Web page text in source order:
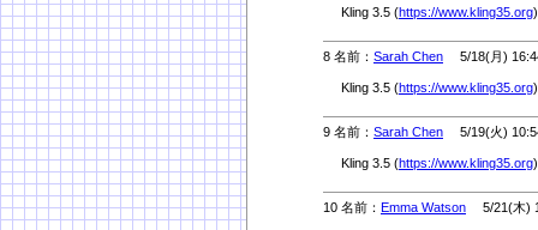
Kling 3.5 (https://www.kling35.org
8 名前： Sarah Chen 5/18(月)
Kling 3.5 (https://www.kling35.org
9 名前： Sarah Chen 5/19(火)
Kling 3.5 (https://www.kling35.org
10 名前： Emma Watson 5/21(木)